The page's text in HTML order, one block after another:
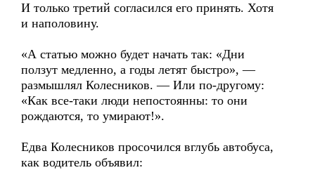
И только третий согласился его принять. Хотя
и наполовину.
«А статью можно будет начать так: «Дни
ползут медленно, а годы летят быстро», —
размышлял Колесников. — Или по-другому:
«Как все-таки люди непостоянны: то они
рождаются, то умирают!».
Едва Колесников просочился вглубь автобуса,
как водитель объявил: